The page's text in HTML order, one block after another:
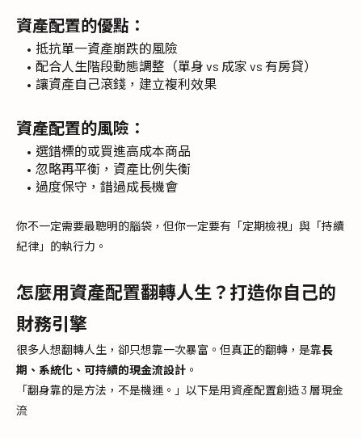
資產配置的優點：
抵抗單一資產崩跌的風險
配合人生階段動態調整（單身 vs 成家 vs 有房貸）
讓資產自己滾錢，建立複利效果
資產配置的風險：
選錯標的或買進高成本商品
忽略再平衡，資產比例失衡
過度保守，錯過成長機會
你不一定需要最聰明的腦袋，但你一定要有「定期檢視」與「持續
紀律」的執行力。
怎麼用資產配置翻轉人生？打造你自己的
財務引擎
很多人想翻轉人生，卻只想靠一次暴富。但真正的翻轉，是靠長
期、系統化、可持續的現金流設計 。
「翻身靠的是方法，不是機運。」以下是用資產配置創造 3 層現金
流